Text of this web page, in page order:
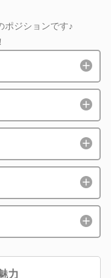
ポジションです♪
力